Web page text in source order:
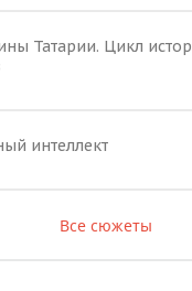
Татарии. Цикл
интеллект
Все сюжеты